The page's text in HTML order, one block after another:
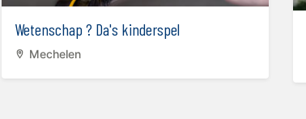
Wetenschap ? Da's kinderspel
Mechelen